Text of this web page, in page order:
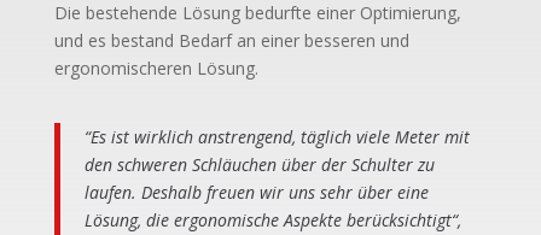
Die bestehende Lösung bedurfte einer Optimierung,
und es bestand Bedarf an einer besseren und
ergonomischeren Lösung.
“Es ist wirklich anstrengend, täglich viele Meter mit
den schweren Schläuchen über der Schulter zu
laufen. Deshalb freuen wir uns sehr über eine
Lösung, die ergonomische Aspekte berücksichtigt“,